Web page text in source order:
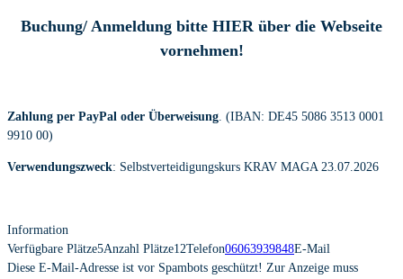
Buchung/ Anmeldung bitte HIER über die Webseite
vornehmen!
Zahlung per PayPal oder Überweisung. (IBAN: DE45 5086 3513 0001
9910 00)
Verwendungszweck: Selbstverteidigungskurs KRAV MAGA 23.07.2026
Information
Verfügbare Plätze5Anzahl Plätze12Telefon06063939848E-Mail
Diese E-Mail-Adresse ist vor Spambots geschützt! Zur Anzeige muss